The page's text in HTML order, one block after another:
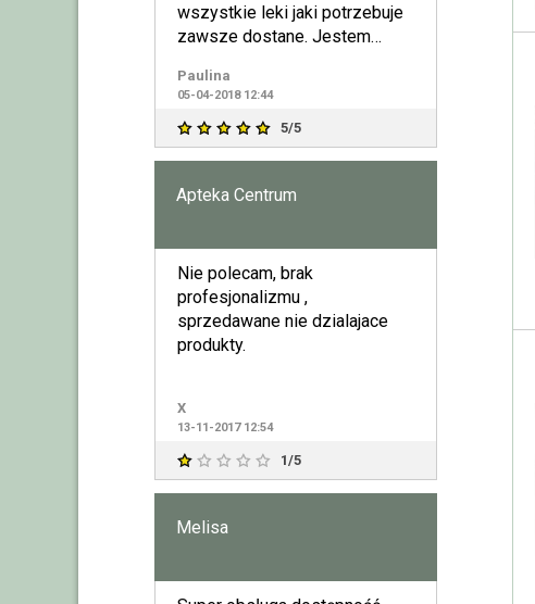
wszystkie leki jaki potrzebuje
zawsze dostane. Jestem
Paulina
05-04-2018 12:44
5/5
Apteka Centrum
Nie polecam, brak
profesjonalizmu ,
sprzedawane nie dzialajace
produkty.
X
13-11-2017 12:54
1/5
Melisa